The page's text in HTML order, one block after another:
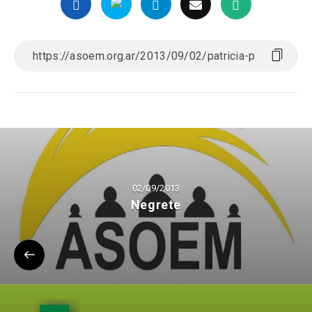
02/09/2013
Negrete